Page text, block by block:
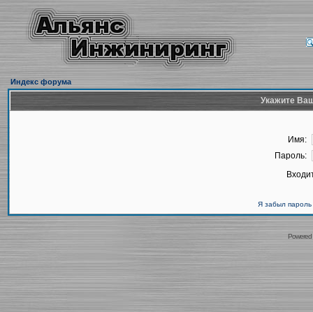
Индекс форума
Укажите
Имя:
Пароль:
Я забыл пароль